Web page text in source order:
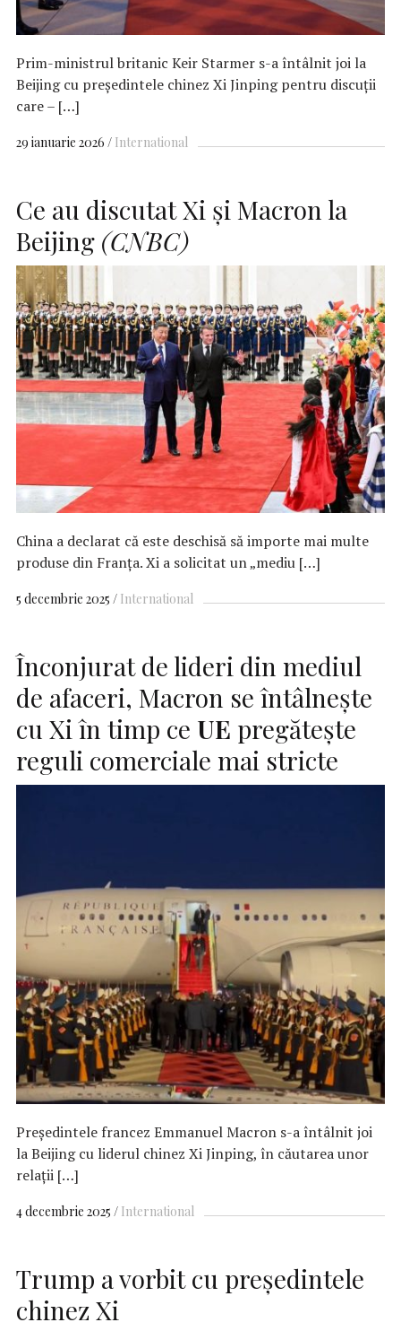
Prim-ministrul britanic Keir Starmer s-a întâlnit joi la
Beijing cu președintele chinez Xi Jinping pentru discuții
care – […]
29 ianuarie 2026 International
Ce au discutat Xi și Macron la
Beijing (CNBC)
China a declarat că este deschisă să importe mai multe
produse din Franța. Xi a solicitat un „mediu […]
5 decembrie 2025 International
Înconjurat de lideri din mediul
de afaceri, Macron se întâlnește
cu Xi în timp ce UE pregătește
reguli comerciale mai stricte
Președintele francez Emmanuel Macron s-a întâlnit joi
la Beijing cu liderul chinez Xi Jinping, în căutarea unor
relații […]
4 decembrie 2025 International
Trump a vorbit cu președintele
chinez Xi